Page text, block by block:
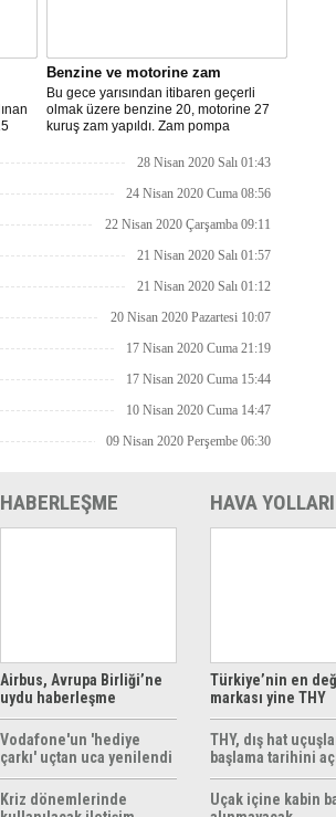
Benzine ve motorine zam
Bu gece yarısından itibaren geçerli
olmak üzere benzine 20, motorine 27
kuruş zam yapıldı. Zam pompa
28 Nisan 2020 Salı 01:43
24 Nisan 2020 Cuma 08:56
22 Nisan 2020 Çarşamba 09:11
21 Nisan 2020 Salı 01:57
21 Nisan 2020 Salı 01:12
20 Nisan 2020 Pazartesi 10:07
17 Nisan 2020 Cuma 21:19
17 Nisan 2020 Cuma 15:44
10 Nisan 2020 Cuma 14:47
09 Nisan 2020 Perşembe 06:30
HABERLEŞME
Airbus, Avrupa Birliği’ne
uydu haberleşme
çözümleri sunuyor
Vodafone'un 'hediye
çarkı' uçtan uca yenilendi
Kriz dönemlerinde
HAVA YOLLARI
Türkiye’nin en
markası yine THY
THY, dış hat
başlama tarihini
Uçak içine kabin